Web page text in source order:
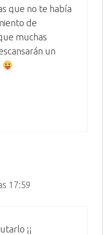
que no te había
de
muchas
un
17:59
¡¡